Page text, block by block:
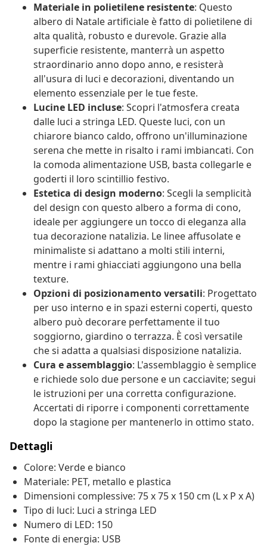
Materiale in polietilene resistente: Questo
albero di Natale artificiale è fatto di polietilene di
alta qualità, robusto e durevole. Grazie alla
superficie resistente, manterrà un aspetto
straordinario anno dopo anno, e resisterà
all'usura di luci e decorazioni, diventando un
elemento essenziale per le tue feste.
Lucine LED incluse: Scopri l'atmosfera creata
dalle luci a stringa LED. Queste luci, con un
chiarore bianco caldo, offrono un'illuminazione
serena che mette in risalto i rami imbiancati. Con
la comoda alimentazione USB, basta collegarle e
goderti il loro scintillio festivo.
Estetica di design moderno: Scegli la semplicità
del design con questo albero a forma di cono,
ideale per aggiungere un tocco di eleganza alla
tua decorazione natalizia. Le linee affusolate e
minimaliste si adattano a molti stili interni,
mentre i rami ghiacciati aggiungono una bella
texture.
Opzioni di posizionamento versatili: Progettato
per uso interno e in spazi esterni coperti, questo
albero può decorare perfettamente il tuo
soggiorno, giardino o terrazza. È così versatile
che si adatta a qualsiasi disposizione natalizia.
Cura e assemblaggio: L'assemblaggio è semplice
e richiede solo due persone e un cacciavite; segui
le istruzioni per una corretta configurazione.
Accertati di riporre i componenti correttamente
dopo la stagione per mantenerlo in ottimo stato.
Dettagli
Colore: Verde e bianco
Materiale: PET, metallo e plastica
Dimensioni complessive: 75 x 75 x 150 cm (L x P x A)
Tipo di luci: Luci a stringa LED
Numero di LED: 150
Fonte di energia: USB